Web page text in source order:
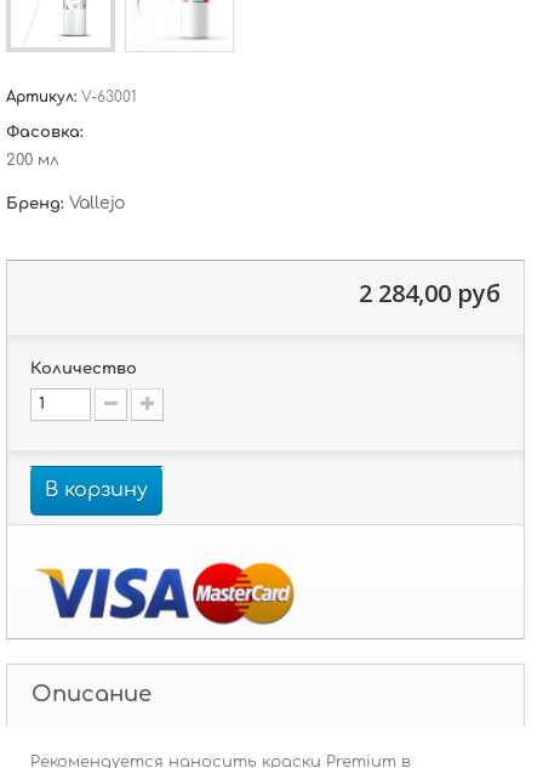
Артикул: V-63001
Фасовка:
200 мл
Бренд: Vallejo
2 284,00 руб
Количество
В корзину
Описание
Рекомендуется наносить краски Premium в